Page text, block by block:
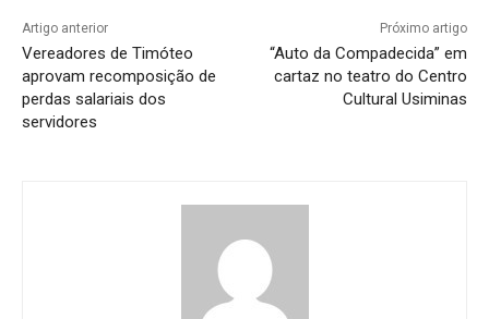
Artigo anterior
Vereadores de Timóteo
aprovam recomposição de
perdas salariais dos
servidores
Próximo artigo
“Auto da Compadecida” em
cartaz no teatro do Centro
Cultural Usiminas